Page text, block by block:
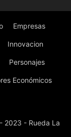
Empresas
Innovacion
Personajes
Económicos
2023 - Rueda La